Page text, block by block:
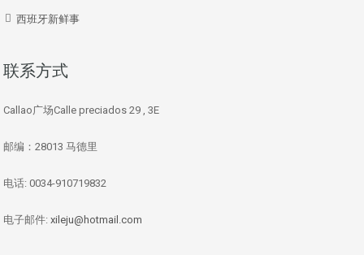
西班牙新鲜事
联系方式
Callao广场Calle preciados 29 , 3E
邮编：28013 马德里
电话: 0034-910719832
电子邮件: xileju@hotmail.com